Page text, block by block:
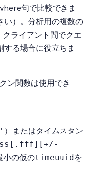
句で比較できま
い）。分析用の複数の
ライアント間でクエ
する場合に役立ちま
ン関数は使用でき
）またはタイムスタン
小の仮のtimeuuidを